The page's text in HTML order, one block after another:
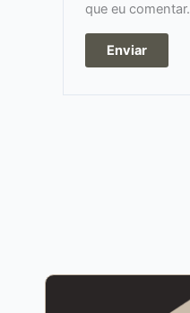
que eu comentar.